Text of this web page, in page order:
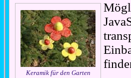
Keramik für den Garten